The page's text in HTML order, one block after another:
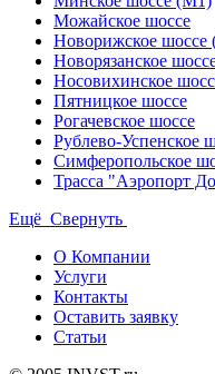
Можайское шоссе
Новорижское
Новорязанское
Носовихинское
Пятницкое шоссе
Рогачевское шоссе
Рублево-Успенское
Симферопольское
Трасса "Аэропорт
Ещё Свернуть
О Компании
Услуги
Контакты
Оставить заявку
Статьи